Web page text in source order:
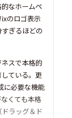
なホームペ
のロゴ表示
ぎるほどの
スで本格的
ている。更
に必要な機能
くても本格
ラッグ＆ド